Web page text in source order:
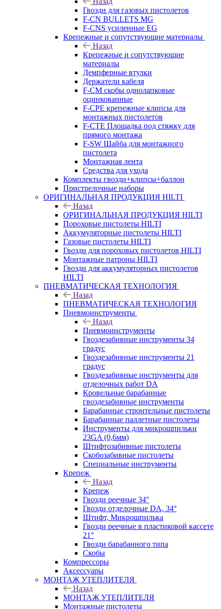
Гвозди для газовых пистолетов
F-CN BULLETS MG
F-CNS усиленные EG
Крепежные и сопутствующие материалы
Назад
Крепежные и сопутствующие
материалы
Демпферные втулки
Держатели кабеля
F-CM скобы однолапковые
оцинкованные
F-CPE крепежные клипсы для
монтажных пистолетов
F-CTE Площадка под стяжку для
прямого монтажа
F-SW Шайба для монтажного
пистолета
Монтажная лента
Средства для ухода
Комплекты гвозди+клипсы+баллон
Пристрелочные наборы
ОРИГИНАЛЬНАЯ ПРОДУКЦИЯ HILTI
Назад
ОРИГИНАЛЬНАЯ ПРОДУКЦИЯ HILTI
Пороховые пистолеты HILTI
Аккумуляторные пистолеты HILTI
Газовые пистолеты HILTI
Гвозди для пороховых пистолетов HILTI
Монтажные патроны HILTI
Гвозди для аккумуляторных пистолетов
HILTI
ПНЕВМАТИЧЕСКАЯ ТЕХНОЛОГИЯ
Назад
ПНЕВМАТИЧЕСКАЯ ТЕХНОЛОГИЯ
Пневмоинструменты
Назад
Пневмоинструменты
Гвоздезабивные инструменты 34
градус
Гвоздезабивные инструменты 21
градус
Гвоздезабивные инструменты для
отделочных работ DA
Кровельные барабанные
гвоздезабивные инструменты
Барабанные строительные пистолеты
Барабанные паллетные пистолеты
Инструменты для микрошпильки
23GA (0,6мм)
Штифтозабивные пистолеты
Скобозабивные пистолеты
Специальные инструменты
Крепеж
Назад
Крепеж
Гвозди реечные 34°
Гвозди отделочные DA, 34°
Штифт, Микрошпилька
Гвозди реечные в пластиковой кассете
21°
Гвозди барабанного типа
Скобы
Компрессоры
Аксессуары
МОНТАЖ УТЕПЛИТЕЛЯ
Назад
МОНТАЖ УТЕПЛИТЕЛЯ
Монтажные пистолеты